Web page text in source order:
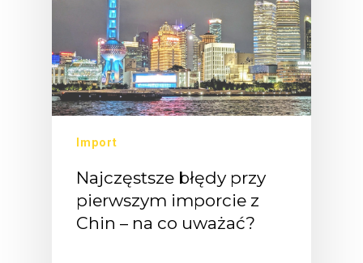
Import
Najczęstsze błędy przy
pierwszym imporcie z
Chin – na co uważać?